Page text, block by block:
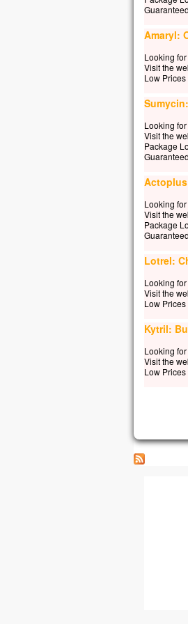
Amaryl:
Looking
Visit the
Low
Looking
Visit the
Package
Looking
Visit the
Package
Lotrel:
Looking
Visit the
Low
Kytril:
Looking
Visit the
Low